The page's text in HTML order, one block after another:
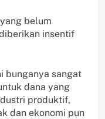
belum
insentif
bunganya sangat
dana yang
produktif,
dan ekonomi pun